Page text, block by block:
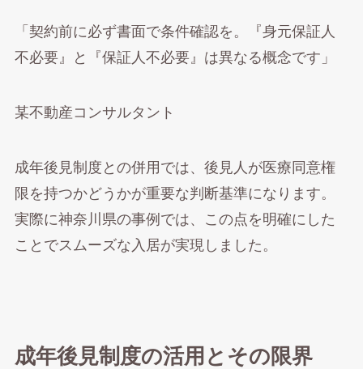
「契約前に必ず書面で条件確認を。『身元保証人
不必要』と『保証人不必要』は異なる概念です」
某不動産コンサルタント
成年後見制度との併用では、後見人が医療同意権
限を持つかどうかが重要な判断基準になります。
実際に神奈川県の事例では、この点を明確にした
ことでスムーズな入居が実現しました。
成年後見制度の活用とその限界